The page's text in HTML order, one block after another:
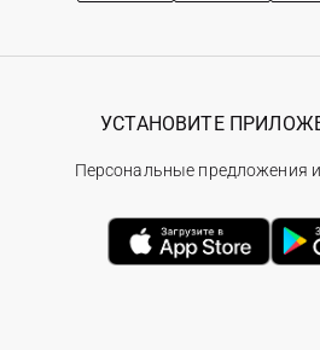
УСТАНОВИТЕ
Персональные предложения